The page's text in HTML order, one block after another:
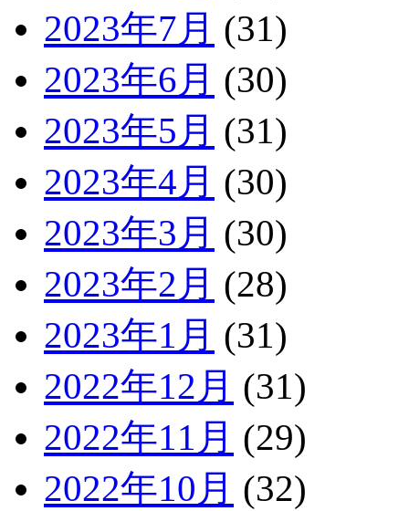
2023年7月 (31)
2023年6月 (30)
2023年5月 (31)
2023年4月 (30)
2023年3月 (30)
2023年2月 (28)
2023年1月 (31)
2022年12月 (31)
2022年11月 (29)
2022年10月 (32)